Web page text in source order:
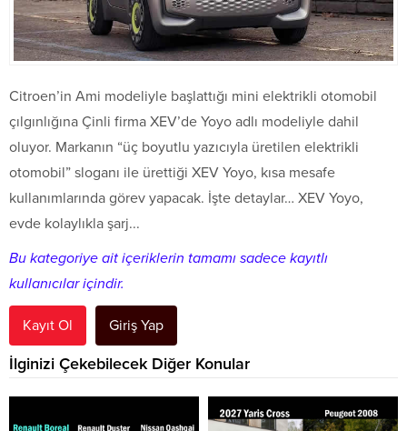
Citroen’in Ami modeliyle başlattığı mini elektrikli otomobil
çılgınlığına Çinli firma XEV’de Yoyo adlı modeliyle dahil
oluyor. Markanın “üç boyutlu yazıcıyla üretilen elektrikli
otomobil” sloganı ile ürettiği XEV Yoyo, kısa mesafe
kullanımlarında görev yapacak. İşte detaylar… XEV Yoyo,
evde kolaylıkla şarj...
Bu kategoriye ait içeriklerin tamamı sadece kayıtlı
kullanıcılar içindir.
Kayıt Ol Giriş Yap
İlginizi Çekebilecek Diğer Konular